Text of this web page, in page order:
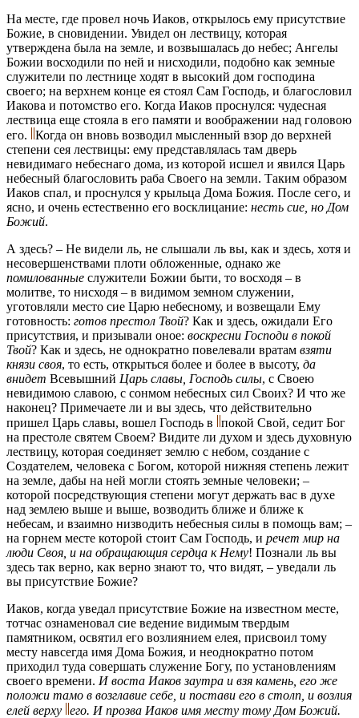
На месте, где провел ночь Иаков, открылось ему присутствие
Божие, в сновидении. Увидел он лествицу, которая
утверждена была на земле, и возвышалась до небес; Ангелы
Божии восходили по ней и нисходили, подобно как земные
служители по лестнице ходят в высокий дом господина
своего; на верхнем конце ея стоял Сам Господь, и благословил
Иакова и потомство его. Когда Иаков проснулся: чудесная
лествица еще стояла в его памяти и воображении над головою
его.
Когда он вновь возводил мысленный взор до верхней
степени сея лествицы: ему представлялась там дверь
невидимаго небеснаго дома, из которой исшел и явился Царь
небесный благословить раба Своего на земли. Таким образом
Иаков спал, и проснулся у крыльца Дома Божия. После сего, и
ясно, и очень естественно его восклицание: несть сие, но Дом
Божий.
А здесь? – Не видели ль, не слышали ль вы, как и здесь, хотя и
несовершенствами плоти обложенные, однако же
помилованные служители Божии быти, то восходя – в
молитве, то нисходя – в видимом земном служении,
уготовляли место сие Царю небесному, и возвещали Ему
готовность: готов престол Твой? Как и здесь, ожидали Его
присутствия, и призывали оное: воскресни Господи в покой
Твой? Как и здесь, не однократно повелевали вратам взяти
князи своя, то есть, открыться более и более в высоту, да
внидет Всевышний Царь славы, Господь силы, с Своею
невидимою славою, с сонмом небесных сил Своих? И что же
наконец? Примечаете ли и вы здесь, что действительно
пришел Царь славы, вошел Господь в
покой Свой, седит Бог
на престоле святем Своем? Видите ли духом и здесь духовную
лествицу, которая соединяет землю с небом, создание с
Создателем, человека с Богом, которой нижняя степень лежит
на земле, дабы на ней могли стоять земные человеки; –
которой посредствующия степени могут держать вас в духе
над землею выше и выше, возводить ближе и ближе к
небесам, и взаимно низводить небесныя силы в помощь вам; –
на горнем месте которой стоит Сам Господь, и речет мир на
люди Своя, и на обращающия сердца к Нему! Познали ль вы
здесь так верно, как верно знают то, что видят, – уведали ль
вы присутствие Божие?
Иаков, когда уведал присутствие Божие на известном месте,
тотчас ознаменовал сие ведение видимым твердым
памятником, освятил его возлиянием елея, присвоил тому
месту навсегда имя Дома Божия, и неоднократно потом
приходил туда совершать служение Богу, по установлениям
своего времени. И воста Иаков заутра и взя камень, его же
положи тамо в возглавие себе, и постави его в столп, и возлия
елей верху его. И прозва Иаков имя месту тому Дом Божий.